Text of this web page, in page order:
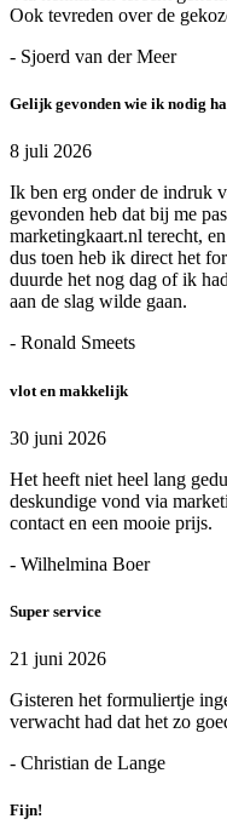
Ook tevreden over de
- Sjoerd van der Meer
Gelijk gevonden wie ik nodig
8 juli 2026
Ik ben erg onder de indruk
gevonden heb dat bij me
marketingkaart.nl terecht,
dus toen heb ik direct het
duurde het nog dag of ik
aan de slag wilde gaan.
- Ronald Smeets
vlot en makkelijk
30 juni 2026
Het heeft niet heel lang
deskundige vond via
contact en een mooie prijs.
- Wilhelmina Boer
Super service
21 juni 2026
Gisteren het formuliertje
verwacht had dat het zo
- Christian de Lange
Fijn!